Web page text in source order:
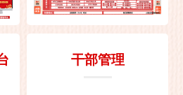
干部管理